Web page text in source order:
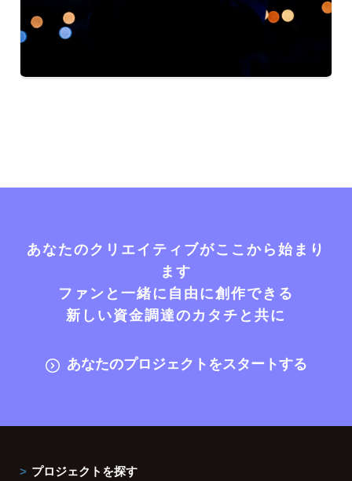
あなたのクリエイティブがここから始まり
ます
ファンと一緒に自由に創作できる
新しい資金調達のカタチと共に
あなたのプロジェクトをスタートする
プロジェクトを探す